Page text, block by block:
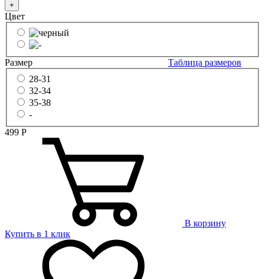
+
Цвет
Размер
Таблица размеров
28-31
32-34
35-38
-
499 Р
В корзину
Купить в 1 клик